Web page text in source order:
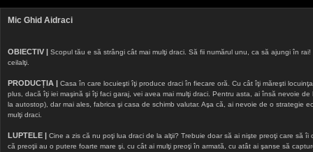
Mic Ghid Aidraci
OBIECTIV | Scopul tău e să strângi cât mai mulţi draci. Să fii numărul unu, ca să ajungi în
ceilalţi.
PRODUCȚIA | Casa în care locuieşti îţi produce draci în fiecare oră. Cu cât îţi măreşti
plus, dacă îţi iei maşină şi îţi faci garaj, vei avea mai mulţi draci. Pentru asta, ai însă nevoie
la autostop), dar mai ales, fabrica şi casa de schimb valutar. Aşa că, ai nevoie de o strategie
mulţi draci.
LUPTELE | Cine a zis că nu poţi lua draci de la alţii? Trebuie doar să ai nişte preoţi care să
că preoţii au o putere foarte mare şi, cu cât ai mulţi preoţi în armată, cu atât ai şanse să